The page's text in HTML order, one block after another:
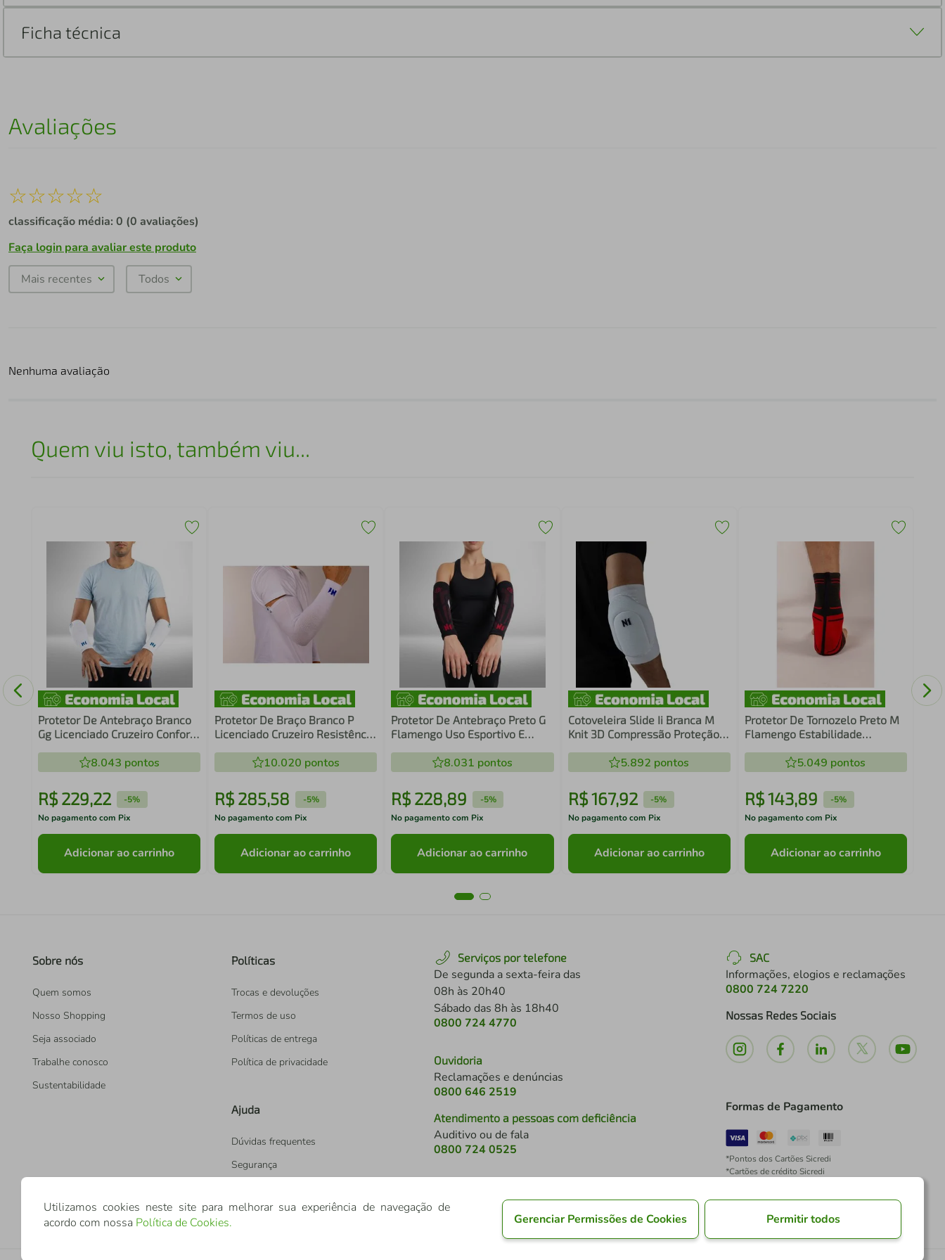
Ficha técnica
Avaliações
☆☆☆☆☆
classificação média: 0 (0 avaliações)
Faça login para avaliar este produto
Mais recentes Todos
Nenhuma avaliação
Quem viu isto, também viu...
Protetor De Antebraço Branco
Gg Licenciado Cruzeiro Conforto
8.043 pontos
R$ 229,22 -5%
No pagamento com Pix
Adicionar ao carrinho
Protetor De Braço Branco P
Licenciado Cruzeiro Resistência
10.020 pontos
R$ 285,58 -5%
No pagamento com Pix
Adicionar ao carrinho
Protetor De Antebraço Preto G
Flamengo Uso Esportivo E
8.031 pontos
R$228,89 -5%
No pagamento com Pix
Adicionar ao carrinho
Cotoveleira Slide Ii Branca M
Knit 3D Compressão Proteção
5.892 pontos
R$167,92 -5%
No pagamento com Pix
Adicionar ao carrinho
Protetor De Tornozelo Preto M
Flamengo Estabilidade
N1 Sport
5.049 pontos
R$143,89 -5%
No pagamento com Pix
Adicionar ao carrinho
Sobre nós
Quem somos
Nosso Shopping
Seja associado
Trabalhe conosco
Sustentabilidade
Políticas
Trocas e devoluções
Termos de uso
Políticas de entrega
Política de privacidade
Ajuda
Dúvidas frequentes
Segurança
Serviços por telefone
De segunda a sexta-feira das
08h às 20h40
Sábado das 8h às 18h40
0800 724 4770
Ouvidoria
Reclamações e denúncias
0800 646 2519
Atendimento a pessoas com deficiência
Auditivo ou de fala
0800 724 0525
SAC
Informações, elogios e reclamações
0800 724 7220
Nossas Redes Sociais
Formas de Pagamento
*Pontos dos Cartões Sicredi
*Cartões de crédito Sicredi
Utilizamos cookies neste site para melhorar sua experiência de navegação de
acordo com nossa Política de Cookies. Gerenciar Permissões de Cookies Permitir todos